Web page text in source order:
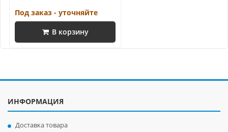
Под заказ - уточняйте
В корзину
ИНФОРМАЦИЯ
Доставка товара